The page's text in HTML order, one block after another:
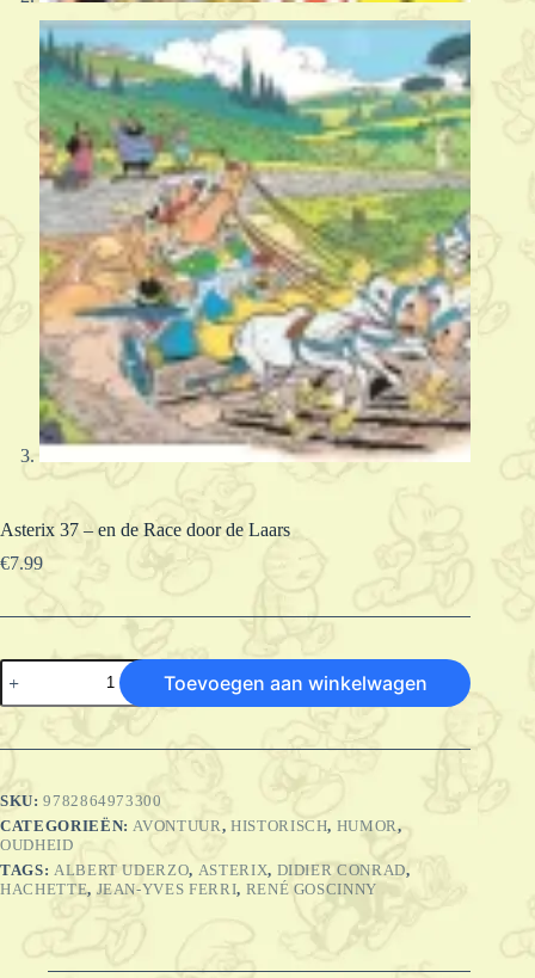
Asterix 37 – en de Race door de Laars
€7.99
Asterix
37
-
en
de
door
de
Laars
aantal
Toevoegen aan winkelwagen
SKU:9782864973300
CATEGORIEËN: AVONTUUR, HISTORISCH, HUMOR,
OUDHEID
TAGS: ALBERT UDERZO, ASTERIX, DIDIER CONRAD,
HACHETTE, JEAN-YVES FERRI, RENÉ GOSCINNY